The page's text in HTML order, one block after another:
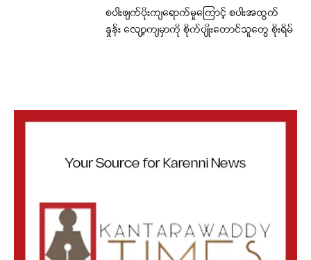
စပါးဖျက်ပိုးကျရောက်မှုကြောင့် စပါးအထွက်
နှုန်း လျော့ကျမှာကို စိုက်ပျိုးတောင်သူတွေ စိုးရိမ်